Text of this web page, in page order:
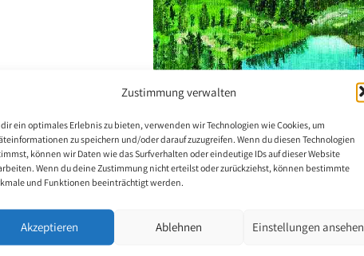
Zustimmung verwalten
ein optimales Erlebnis zu bieten, verwenden wir Technologien wie Cookies, um
zu speichern und/oder darauf zuzugreifen. Wenn du diesen Technologien
können wir Daten wie das Surfverhalten oder eindeutige IDs auf dieser Website
Wenn du deine Zustimmung nicht erteilst oder zurückziehst, können bestimmte
und Funktionen beeinträchtigt werden.
Akzeptieren Ablehnen Einstellungen ansehen